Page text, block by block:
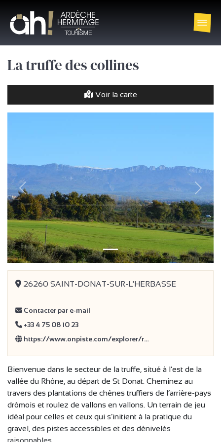
La truffe des collines
Voir la carte
précédent
26260 SAINT-DONAT-SUR-L'HERBASSE
Contacter par e-mail
+33 4 75 08 10 23
https://www.onpiste.com/explorer/r…
Bienvenue dans le secteur de la truffe, situé à l’est de la
vallée du Rhône, au départ de St Donat. Cheminez au
travers des plantations de chênes truffiers de l’arrière-pays
drômois et roulez de vallons en vallons. Un terrain de jeu
idéal pour celles et ceux qui s’initient à la pratique du
gravel, des pistes accessibles et des dénivelés